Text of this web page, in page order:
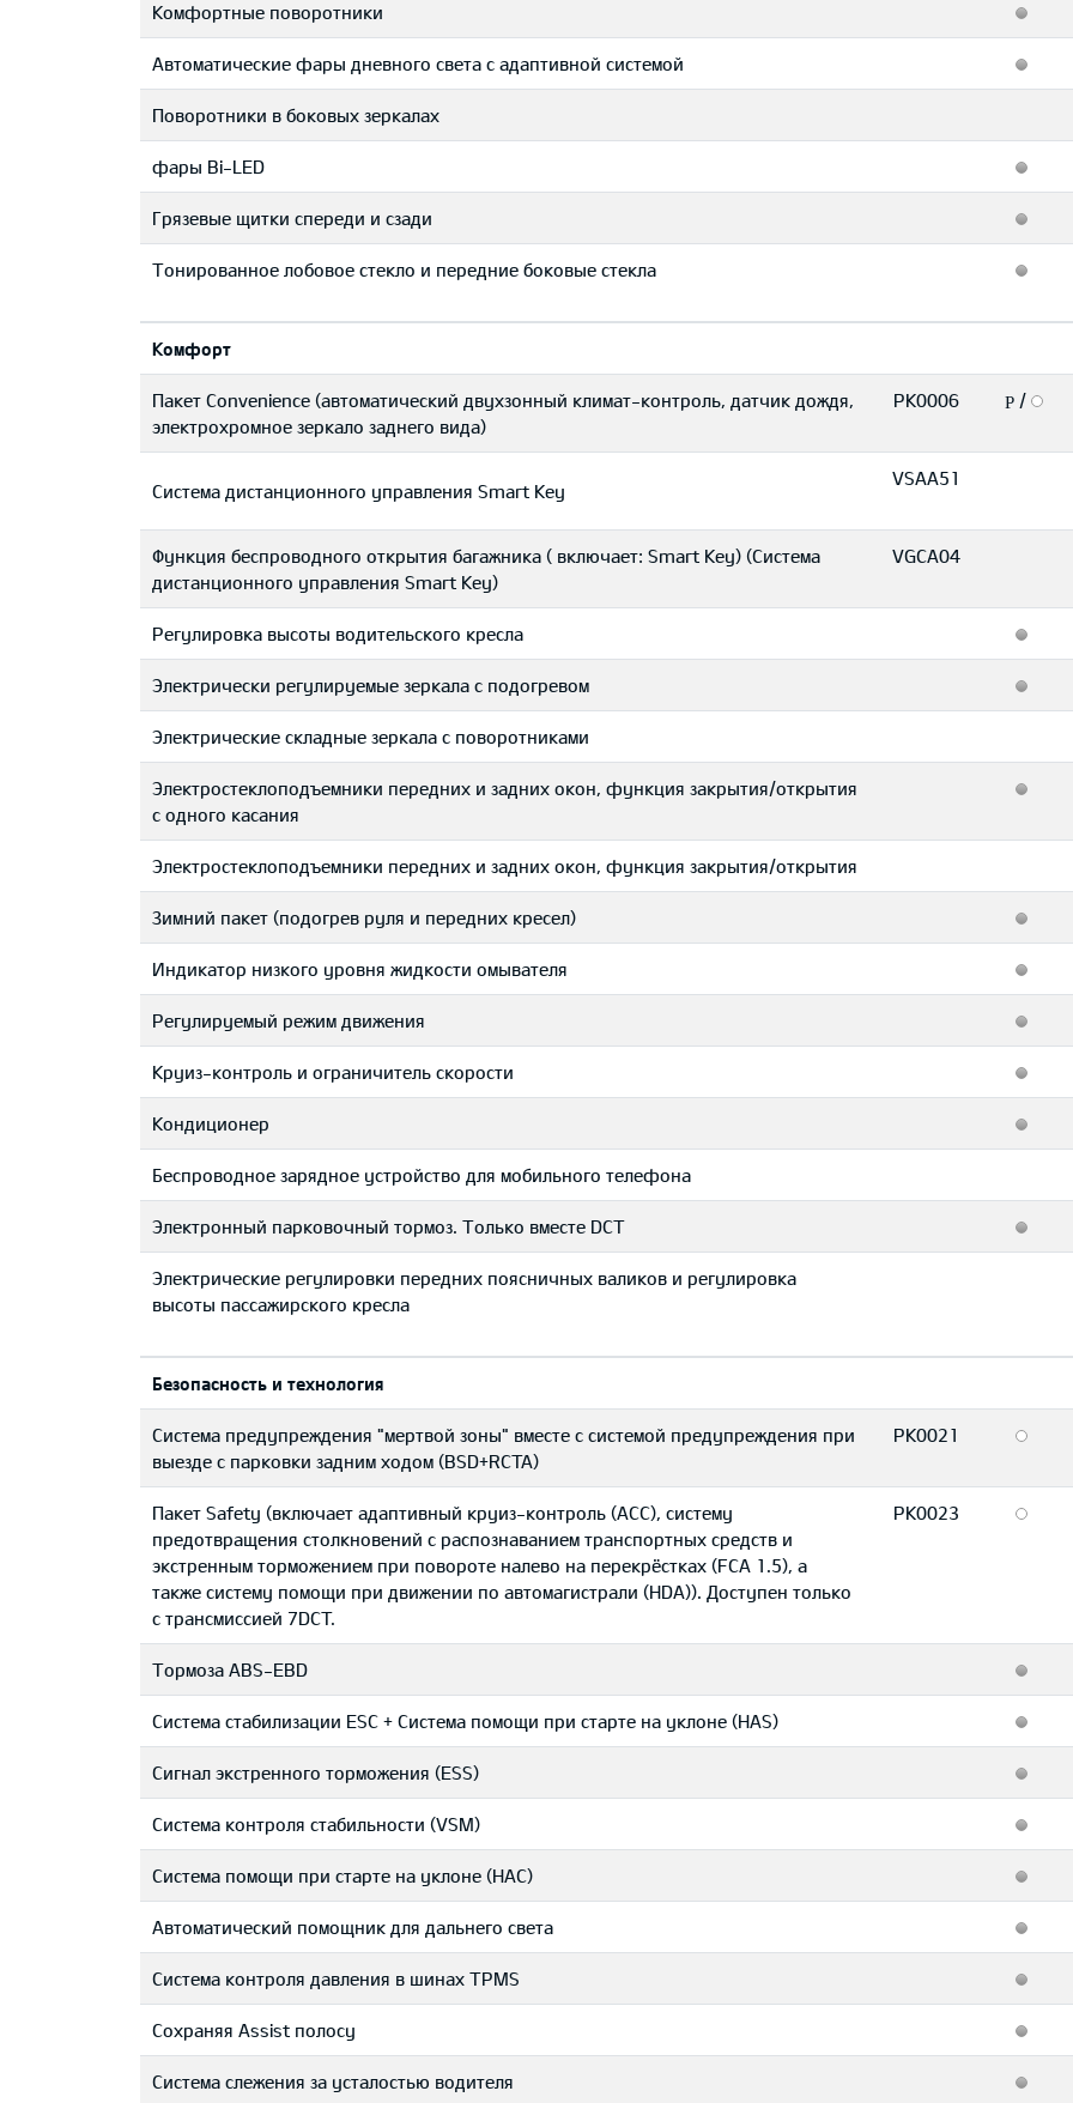
Комфортные поворотники
Автоматические фары дневного света с адаптивной системой
Поворотники в боковых зеркалах
фары Bi-LED
Грязевые щитки спереди и сзади
Тонированное лобовое стекло и передние боковые стекла
Комфорт
Пакет Convenience (автоматический двухзонный климат-контроль, датчик дождя,
электрохромное зеркало заднего вида)
PK0006 P /
Система дистанционного управления Smart Key
VSAA51
Функция беспроводного открытия багажника ( включает: Smart Key) (Система
дистанционного управления Smart Key)
VGCA04
Регулировка высоты водительского кресла
Электрически регулируемые зеркала с подогревом
Электрические складные зеркала с поворотниками
Электростеклоподъемники передних и задних окон, функция закрытия/открытия
с одного касания
Электростеклоподъемники передних и задних окон, функция закрытия/открытия
Зимний пакет (подогрев руля и передних кресел)
Индикатор низкого уровня жидкости омывателя
Регулируемый режим движения
Круиз-контроль и ограничитель скорости
Кондиционер
Беспроводное зарядное устройство для мобильного телефона
Электронный парковочный тормоз. Только вместе DCT
Электрические регулировки передних поясничных валиков и регулировка
высоты пассажирского кресла
Безопасность и технология
Система предупреждения "мертвой зоны" вместе с системой предупреждения при
выезде с парковки задним ходом (BSD+RCTA)
PK0021
Пакет Safety (включает адаптивный круиз-контроль (ACC), систему
предотвращения столкновений с распознаванием транспортных средств и
экстренным торможением при повороте налево на перекрёстках (FCA 1.5), а
также систему помощи при движении по автомагистрали (HDA)). Доступен только
с трансмиссией 7DCT.
PK0023
Тормоза ABS-EBD
Система стабилизации ESC + Система помощи при старте на уклоне (HAS)
Сигнал экстренного торможения (ESS)
Система контроля стабильности (VSM)
Система помощи при старте на уклоне (HAC)
Автоматический помощник для дальнего света
Система контроля давления в шинах TPMS
Сохраняя Assist полосу
Система слежения за усталостью водителя